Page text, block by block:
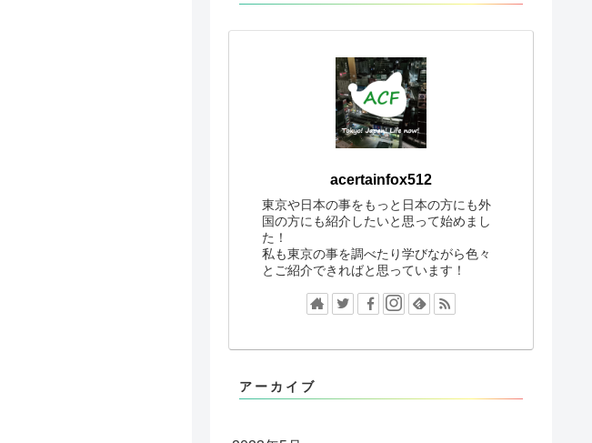
acertainfox512
東京や日本の事をもっと日本の方にも外
国の方にも紹介したいと思って始めまし
た！
私も東京の事を調べたり学びながら色々
とご紹介できればと思っています！
アーカイブ